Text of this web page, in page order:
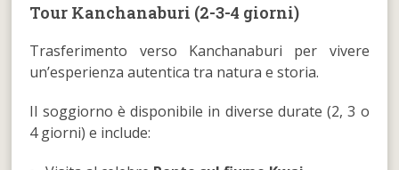
Tour Kanchanaburi (2-3-4 giorni)
Trasferimento verso Kanchanaburi per vivere
un’esperienza autentica tra natura e storia.
Il soggiorno è disponibile in diverse durate (2, 3 o
4 giorni) e include: